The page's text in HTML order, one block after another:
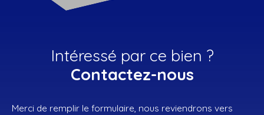
Intéressé par ce bien ?
Contactez-nous
Merci de remplir le formulaire, nous reviendrons vers